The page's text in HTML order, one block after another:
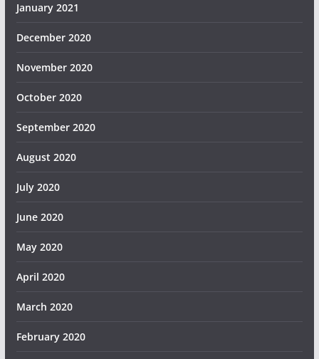
January 2021
December 2020
November 2020
October 2020
September 2020
August 2020
July 2020
June 2020
May 2020
April 2020
March 2020
February 2020